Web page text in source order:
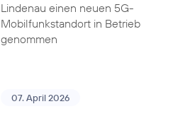
Lindenau einen neuen 5G-
Mobilfunkstandort in Betrieb
genommen
07. April 2026